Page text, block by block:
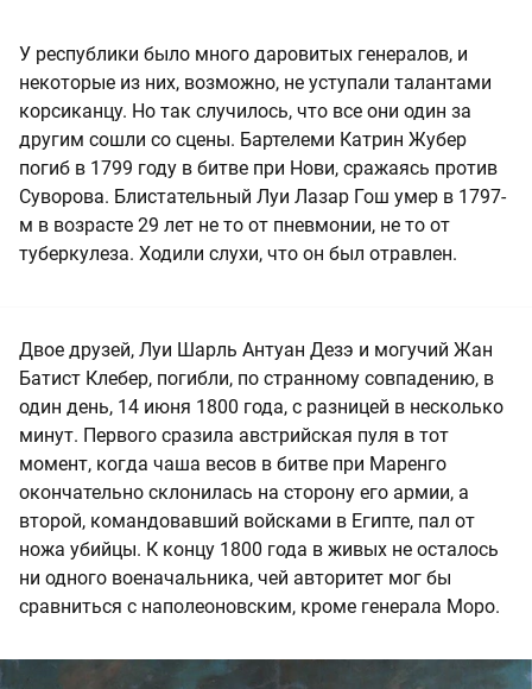
У республики было много даровитых генералов, и
некоторые из них, возможно, не уступали талантами
корсиканцу. Но так случилось, что все они один за
другим сошли со сцены. Бартелеми Катрин Жубер
погиб в 1799 году в битве при Нови, сражаясь против
Суворова. Блистательный Луи Лазар Гош умер в 1797-
м в возрасте 29 лет не то от пневмонии, не то от
туберкулеза. Ходили слухи, что он был отравлен.
Двое друзей, Луи Шарль Антуан Дезэ и могучий Жан
Батист Клебер, погибли, по странному совпадению, в
один день, 14 июня 1800 года, с разницей в несколько
минут. Первого сразила австрийская пуля в тот
момент, когда чаша весов в битве при Маренго
окончательно склонилась на сторону его армии, а
второй, командовавший войсками в Египте, пал от
ножа убийцы. К концу 1800 года в живых не осталось
ни одного военачальника, чей авторитет мог бы
сравниться с наполеоновским, кроме генерала Моро.